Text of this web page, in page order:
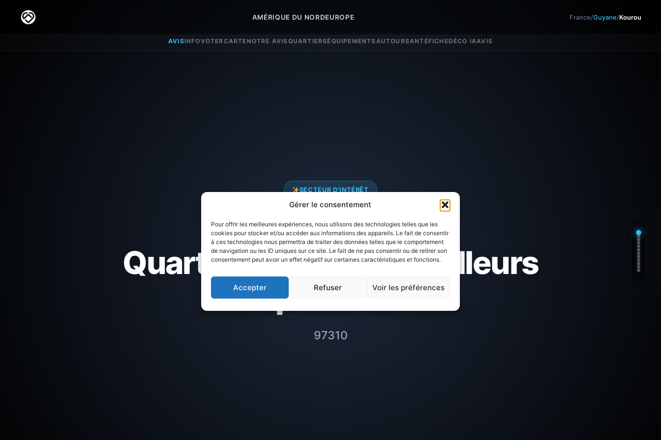
Gérer le consentement
Pour offrir les meilleures expériences, nous utilisons des technologies telles que les
cookies pour stocker et/ou accéder aux informations des appareils. Le fait de consentir
à ces technologies nous permettra de traiter des données telles que le comportement
de navigation ou les ID uniques sur ce site. Le fait de ne pas consentir ou de retirer son
consentement peut avoir un effet négatif sur certaines caractéristiques et fonctions.
Accepter Refuser Voir les préférences
AMÉRIQUE DU NORDEUROPE France/Guyane/Kourou
AVISINFOVOTERCARTE NOTRE AVISQUARTIERSÉQUIPEMENTSAUTOURSANTÉFICHEDÉCO IAAVIS
SECTEUR D'INTÉRÊT
Avis surKourou :
Quartier à éviter ou meilleurs
quartiers
97310